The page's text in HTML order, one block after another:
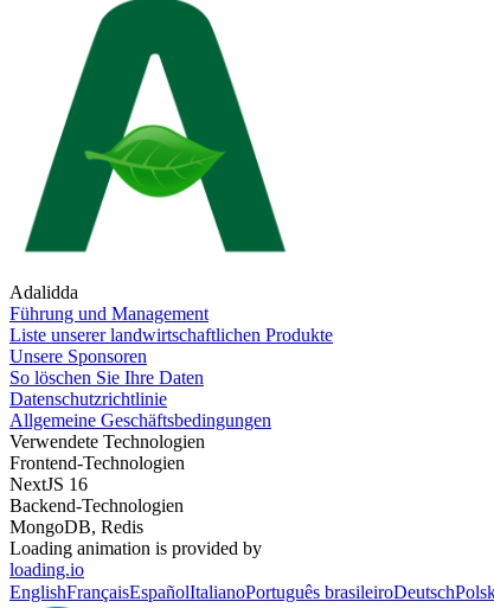
Adalidda
Führung und Management
Liste unserer landwirtschaftlichen Produkte
Unsere Sponsoren
So löschen Sie Ihre Daten
Datenschutzrichtlinie
Allgemeine Geschäftsbedingungen
Verwendete Technologien
Frontend-Technologien
NextJS 16
Backend-Technologien
MongoDB, Redis
Loading animation is provided by
loading.io
EnglishFrançaisEspañolItalianoPortuguês brasileiroDeutsch